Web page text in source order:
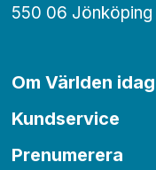
550 06 Jönköping
Om Världen idag
Kundservice
Prenumerera